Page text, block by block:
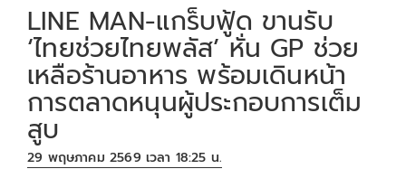
LINE MAN-แกร็บฟู้ด ขานรับ
‘ไทยช่วยไทยพลัส’ หั่น GP ช่วย
เหลือร้านอาหาร พร้อมเดินหน้า
การตลาดหนุนผู้ประกอบการเต็ม
สูบ
29 พฤษภาคม 2569 เวลา 18:25 น.